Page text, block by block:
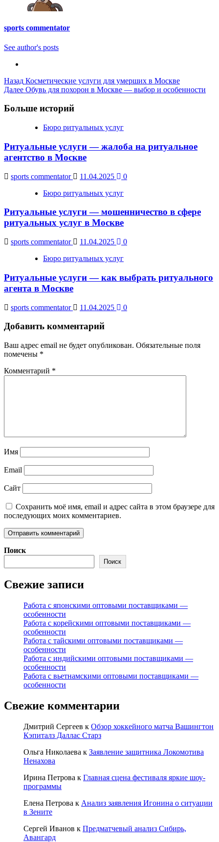
sports commentator
See author's posts
Post
Navigation
Назад Косметические услуги для умерших в Москве
Далее Обувь для похорон в Москве — выбор и особенности
Больше историй
Бюро ритуальных услуг
Ритуальные услуги — жалоба на ритуальное
агентство в Москве
sports commentator 11.04.2025
0
Бюро ритуальных услуг
Ритуальные услуги — мошенничество в сфере
ритуальных услуг в Москве
sports commentator 11.04.2025
0
Бюро ритуальных услуг
Ритуальные услуги — как выбрать ритуального
агента в Москве
sports commentator 11.04.2025 0
Добавить комментарий
Ваш адрес email не будет опубликован. Обязательные поля
помечены *
Комментарий *
Имя
Email
Сайт
Сохранить моё имя, email и адрес сайта в этом браузере для
последующих моих комментариев.
Поиск
Поиск
Свежие записи
Работа с японскими оптовыми поставщиками —
особенности
Работа с корейскими оптовыми поставщиками —
особенности
Работа с тайскими оптовыми поставщиками —
особенности
Работа с индийскими оптовыми поставщиками —
особенности
Работа с вьетнамскими оптовыми поставщиками —
особенности
Свежие комментарии
Дмитрий Сергеев к Обзор хоккейного матча Вашингтон
Кэпиталз Даллас Старз
Ольга Николаева к Заявление защитника Локомотива
Ненахова
Ирина Петрова к Главная сцена фестиваля яркие шоу-
программы
Елена Петрова к Анализ заявления Игонина о ситуации
в Зените
Сергей Иванов к Предматчевый анализ Сибирь,
Авангард